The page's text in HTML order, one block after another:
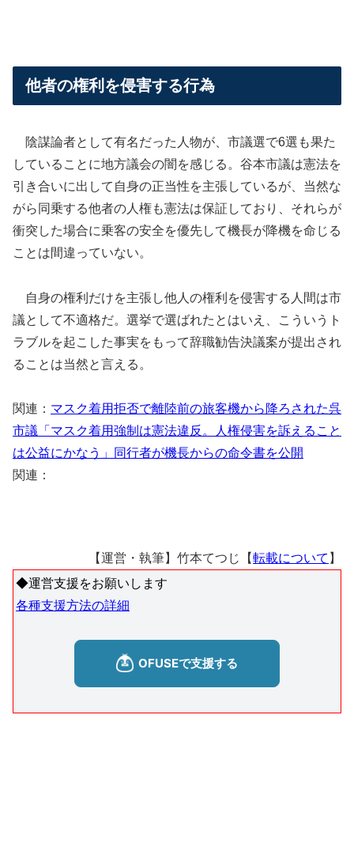
他者の権利を侵害する行為
陰謀論者として有名だった人物が、市議選で6選も果た
していることに地方議会の闇を感じる。谷本市議は憲法を
引き合いに出して自身の正当性を主張しているが、当然な
がら同乗する他者の人権も憲法は保証しており、それらが
衝突した場合に乗客の安全を優先して機長が降機を命じる
ことは間違っていない。
自身の権利だけを主張し他人の権利を侵害する人間は市
議として不適格だ。選挙で選ばれたとはいえ、こういうト
ラブルを起こした事実をもって辞職勧告決議案が提出され
ることは当然と言える。
関連： マスク着用拒否で離陸前の旅客機から降ろされた呉
市議「マスク着用強制は憲法違反。人権侵害を訴えること
は公益にかなう」同行者が機長からの命令書を公開
関連：
【運営・執筆】竹本てつじ【転載について 】
◆運営支援をお願いします
各種支援方法の詳細